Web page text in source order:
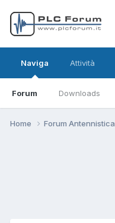
Naviga
Forum Downloads
Attività
Home Forum Antennistica